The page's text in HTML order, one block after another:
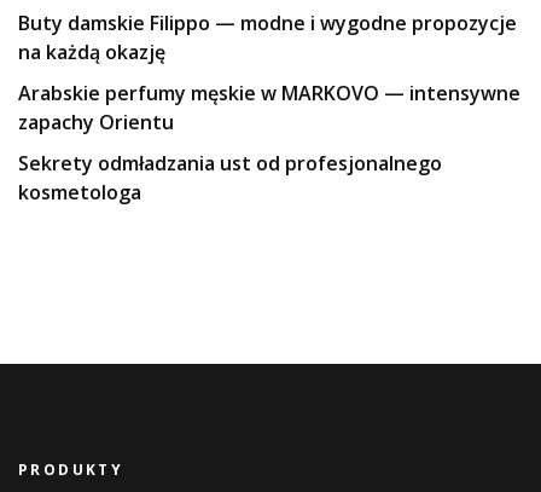
Buty damskie Filippo — modne i wygodne propozycje
na każdą okazję
Arabskie perfumy męskie w MARKOVO — intensywne
zapachy Orientu
Sekrety odmładzania ust od profesjonalnego
kosmetologa
PRODUKTY